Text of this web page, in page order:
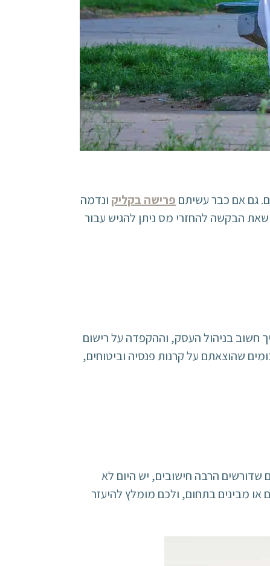
גם אם כבר עשיתם פרישה בקליק ונדמה
הבקשה להחזרי מס ניתן להגיש עבור
חשוב בניהול העסק, וההקפדה על רישום
שהוצאתם על קרנות פנסיה וביטוחים,
שדורשים הרבה חישובים, יש היום לא
מבינים בתחום, ולכם מומלץ להיעזר